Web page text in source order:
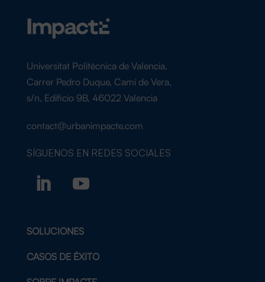
Universitat Politècnica de Valencia,
Carrer Pedro Duque, Camí de Vera,
s/n, Edificio 9B, 46022 Valencia
contact@urbanimpacte.com
SÍGUENOS EN REDES SOCIALES
SOLUCIONES
CASOS DE ÉXITO